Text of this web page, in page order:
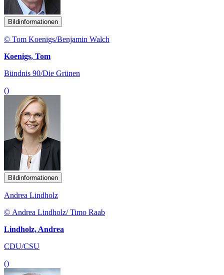
Bildinformationen
© Tom Koenigs/Benjamin Walch
Koenigs, Tom
Bündnis 90/Die Grünen
()
Bildinformationen
Andrea Lindholz
© Andrea Lindholz/ Timo Raab
Lindholz, Andrea
CDU/CSU
()